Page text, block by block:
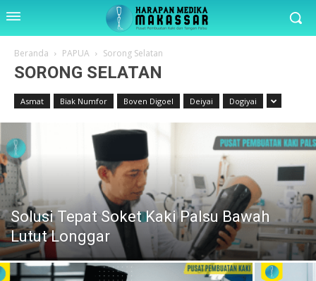
Beranda PAPUA Sorong Selatan
SORONG SELATAN
Asmat Biak Numfor Boven Digoel Deiyai Dogiyai
Solusi Tepat Soket Kaki Palsu Bawah
Lutut Longgar